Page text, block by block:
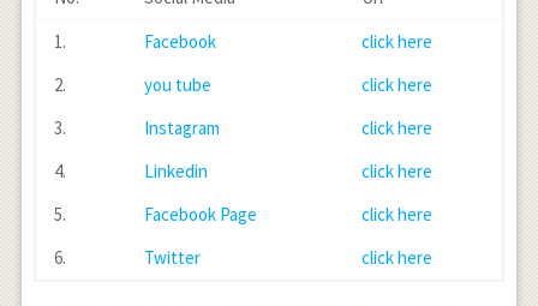
1.
Facebook
click here
2.
you tube
click here
3.
Instagram
click here
4.
Linkedin
click here
5.
Facebook Page
click here
6.
Twitter click here